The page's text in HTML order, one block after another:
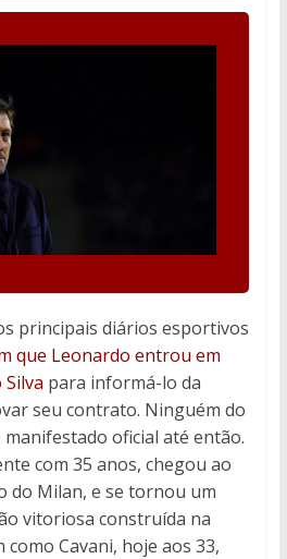
principais diários esportivos
que Leonardo entrou em
para informá-lo da
seu contrato. Ninguém do
manifestado oficial até então.
com 35 anos, chegou ao
do Milan, e se tornou um
vitoriosa construída na
como Cavani, hoje aos 33,